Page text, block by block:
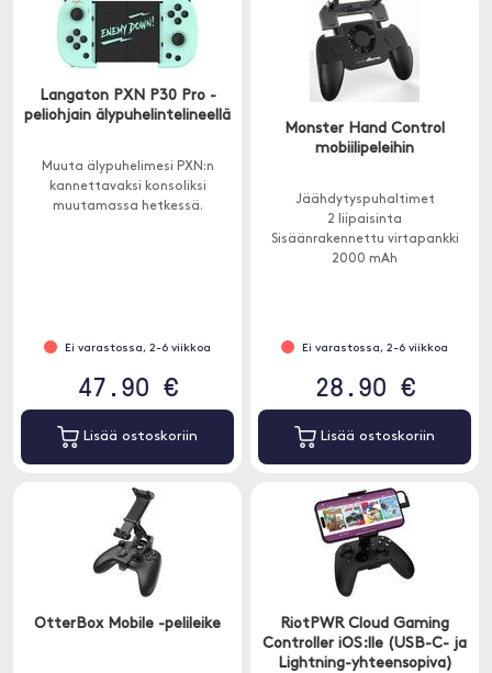
Langaton PXN P30 Pro -
peliohjain älypuhelintelineellä
Muuta älypuhelimesi PXN:n
kannettavaksi konsoliksi
muutamassa hetkessä.
Ei varastossa, 2-6 viikkoa
47.90 €
Lisää ostoskoriin
Monster Hand Control
mobiilipeleihin
Jäähdytyspuhaltimet
2 liipaisinta
Sisäänrakennettu virtapankki
2000 mAh
Ei varastossa, 2-6 viikkoa
28.90 €
Lisää ostoskoriin
OtterBox Mobile -pelileike
RiotPWR Cloud Gaming
Controller iOS:lle (USB-C- ja
Lightning-yhteensopiva)